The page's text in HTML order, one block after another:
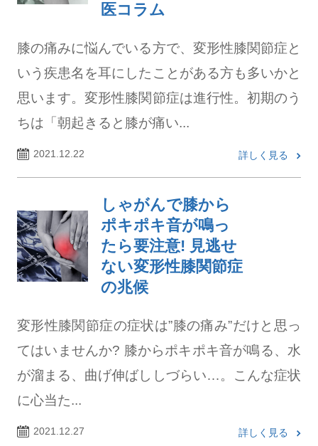
医コラム
膝の痛みに悩んでいる方で、変形性膝関節症と
いう疾患名を耳にしたことがある方も多いかと
思います。変形性膝関節症は進行性。初期のう
ちは「朝起きると膝が痛い...
2021.12.22 詳しく見る
しゃがんで膝から
ポキポキ音が鳴っ
たら要注意! 見逃せ
ない変形性膝関節症
の兆候
変形性膝関節症の症状は”膝の痛み”だけと思っ
てはいませんか? 膝からポキポキ音が鳴る、水
が溜まる、曲げ伸ばししづらい…。こんな症状
に心当た...
2021.12.27 詳しく見る